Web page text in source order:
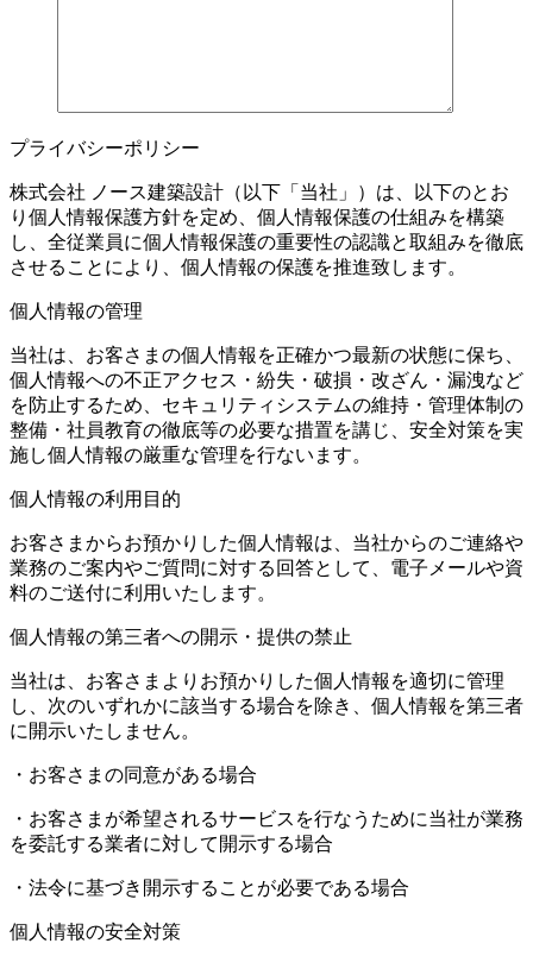
プライバシーポリシー
株式会社 ノース建築設計（以下「当社」）は、以下のとお
り個人情報保護方針を定め、個人情報保護の仕組みを構築
し、全従業員に個人情報保護の重要性の認識と取組みを徹底
させることにより、個人情報の保護を推進致します。
個人情報の管理
当社は、お客さまの個人情報を正確かつ最新の状態に保ち、
個人情報への不正アクセス・紛失・破損・改ざん・漏洩など
を防止するため、セキュリティシステムの維持・管理体制の
整備・社員教育の徹底等の必要な措置を講じ、安全対策を実
施し個人情報の厳重な管理を行ないます。
個人情報の利用目的
お客さまからお預かりした個人情報は、当社からのご連絡や
業務のご案内やご質問に対する回答として、電子メールや資
料のご送付に利用いたします。
個人情報の第三者への開示・提供の禁止
当社は、お客さまよりお預かりした個人情報を適切に管理
し、次のいずれかに該当する場合を除き、個人情報を第三者
に開示いたしません。
・お客さまの同意がある場合
・お客さまが希望されるサービスを行なうために当社が業務
を委託する業者に対して開示する場合
・法令に基づき開示することが必要である場合
個人情報の安全対策